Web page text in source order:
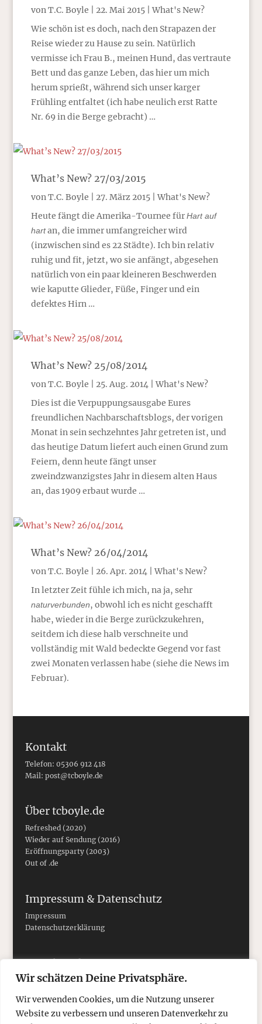
Wir schätzen Deine Privatsphäre.
Wir verwenden Cookies, um die Nutzung unserer
Website zu verbessern und unseren Datenverkehr zu
vonT.C. Boyle 22. Mai 2015|What's New?
Wie schön ist es doch, nach den Strapazen der
Reise wieder zu Hause zu sein. Natürlich
vermisse ich Frau B., meinen Hund, das vertraute
Bett und das ganze Leben, das hier um mich
herum sprießt, während sich unser karger
Frühling entfaltet (ich habe neulich erst Ratte
Nr. 69 in die Berge gebracht) …
What’s New? 27/03/2015
vonT.C. Boyle 27. März 2015|What's New?
Heute fängt die Amerika-Tournee fürHart auf
hartan, die immer umfangreicher wird
(inzwischen sind es 22 Städte). Ich bin relativ
ruhig und fit, jetzt, wo sie anfängt, abgesehen
natürlich von ein paar kleineren Beschwerden
wie kaputte Glieder, Füße, Finger und ein
defektes Hirn …
What’s New? 25/08/2014
vonT.C. Boyle 25. Aug. 2014|What's New?
Dies ist die Verpuppungsausgabe Eures
freundlichen Nachbarschaftsblogs, der vorigen
Monat in sein sechzehntes Jahr getreten ist, und
das heutige Datum liefert auch einen Grund zum
Feiern, denn heute fängt unser
zweindzwanzigstes Jahr in diesem alten Haus
an, das 1909 erbaut wurde …
What’s New? 26/04/2014
vonT.C. Boyle 26. Apr. 2014|What's New?
In letzter Zeit fühle ich mich, na ja, sehr
naturverbunden, obwohl ich es nicht geschafft
habe, wieder in die Berge zurückzukehren,
seitdem ich diese halb verschneite und
vollständig mit Wald bedeckte Gegend vor fast
zwei Monaten verlassen habe (siehe die News im
Februar).
Kontakt
Telefon: 05306 912 418
Mail: post@tcboyle.de
Über tcboyle.de
Refreshed (2020)
Wieder auf Sendung (2016)
Eröffnungsparty (2003)
Out of .de
Impressum & Datenschutz
Impressum
Datenschutzerklärung
Social Media